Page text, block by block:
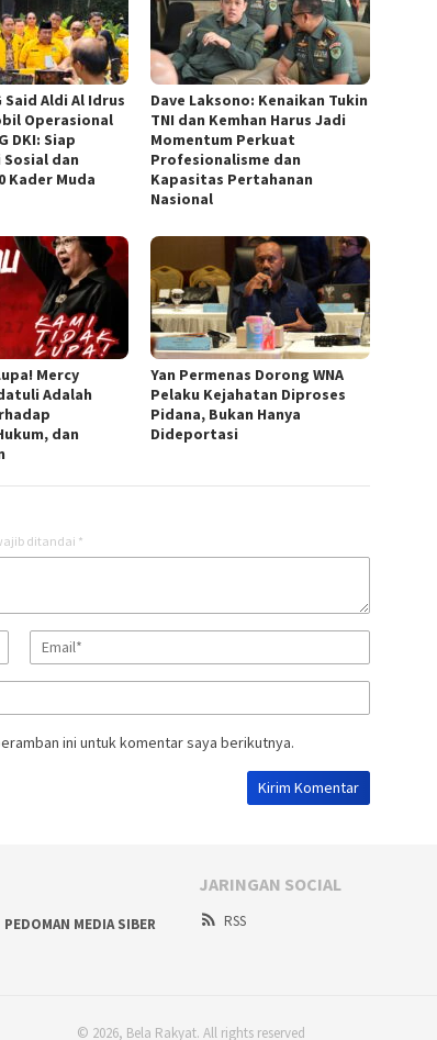
Said Aldi Al Idrus
Operasional
DKI: Siap
dan
Kader Muda
Dave Laksono: Kenaikan Tukin
TNI dan Kemhan Harus Jadi
Momentum Perkuat
Profesionalisme dan
Kapasitas Pertahanan
Nasional
Mercy
Adalah
dan
Yan Permenas Dorong WNA
Pelaku Kejahatan Diproses
Pidana, Bukan Hanya
Dideportasi
ditandai *
ini untuk komentar saya berikutnya.
PEDOMAN MEDIA SIBER
JARINGAN SOCIAL
RSS
© 2026, Bela Rakyat. All rights reserved